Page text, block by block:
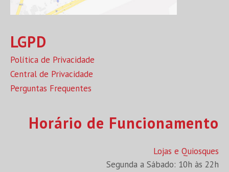
LGPD
Política de Privacidade
Central de Privacidade
Perguntas Frequentes
Horário de Funcionamento
Lojas e Quiosques
Segunda a Sábado: 10h às 22h